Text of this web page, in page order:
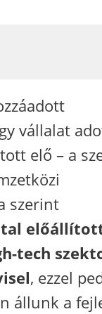
vállalat
elő – a
szerint
tech
, ezzel
állunk a